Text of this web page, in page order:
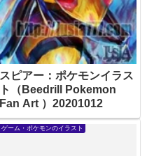
スピアー：ポケモンイラス
ト（Beedrill Pokemon
Fan Art ）20201012
ゲーム・ポケモンのイラスト